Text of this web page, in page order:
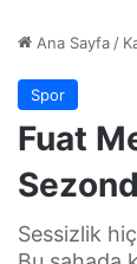
Ana Sayfa/
Spor
Fuat
Sessizlik